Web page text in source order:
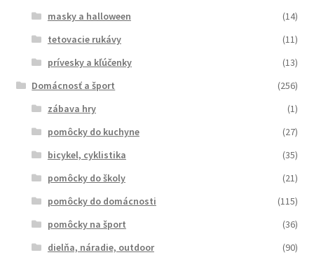
masky a halloween
(14)
tetovacie rukávy
(11)
prívesky a kľúčenky
(13)
Domácnosť a šport
(256)
zábava hry
(1)
pomôcky do kuchyne
(27)
bicykel, cyklistika
(35)
pomôcky do školy
(21)
pomôcky do domácnosti
(115)
pomôcky na šport
(36)
dielňa, náradie, outdoor
(90)